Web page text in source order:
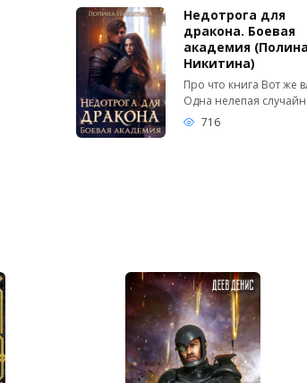
Недотрога для
дракона. Боевая
академия (Полина
Никитина)
Про что книга Вот же
Одна нелепая
716